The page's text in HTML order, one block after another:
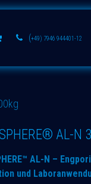
(+49) 7946 944401-12
AL-N
AL-N –
und